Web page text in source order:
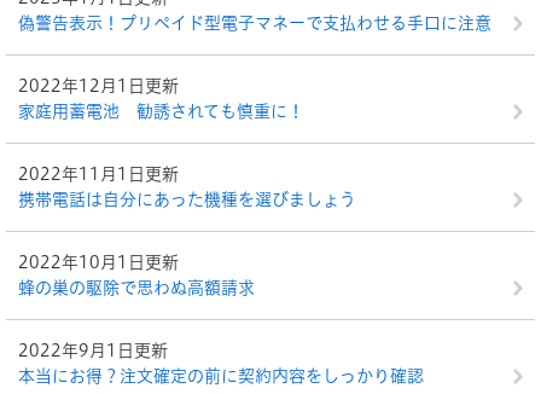
偽警告表示！プリペイド型電子マネーで支払わせる手口に注意
2022年12月1日更新
家庭用蓄電池 勧誘されても慎重に！
2022年11月1日更新
携帯電話は自分にあった機種を選びましょう
2022年10月1日更新
蜂の巣の駆除で思わぬ高額請求
2022年9月1日更新
本当にお得？注文確定の前に契約内容をしっかり確認